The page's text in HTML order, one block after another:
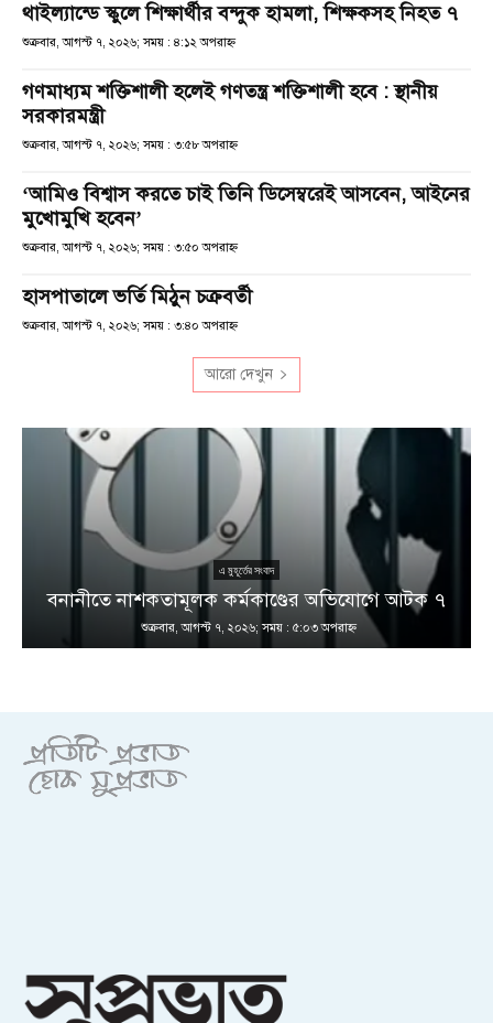
থাইল্যান্ডে স্কুলে শিক্ষার্থীর বন্দুক হামলা, শিক্ষকসহ নিহত ৭
শুক্রবার, আগস্ট ৭, ২০২৬; সময় : ৪:১২ অপরাহ্ণ
গণমাধ্যম শক্তিশালী হলেই গণতন্ত্র শক্তিশালী হবে : স্থানীয়
সরকারমন্ত্রী
শুক্রবার, আগস্ট ৭, ২০২৬; সময় : ৩:৫৮ অপরাহ্ণ
‘আমিও বিশ্বাস করতে চাই তিনি ডিসেম্বরেই আসবেন, আইনের
মুখোমুখি হবেন’
শুক্রবার, আগস্ট ৭, ২০২৬; সময় : ৩:৫০ অপরাহ্ণ
হাসপাতালে ভর্তি মিঠুন চক্রবর্তী
শুক্রবার, আগস্ট ৭, ২০২৬; সময় : ৩:৪০ অপরাহ্ণ
আরো দেখুন
এ মুহূর্তের সংবাদ
বনানীতে নাশকতামূলক কর্মকাণ্ডের অভিযোগে আটক ৭
শুক্রবার, আগস্ট ৭, ২০২৬; সময় : ৫:০৩ অপরাহ্ণ